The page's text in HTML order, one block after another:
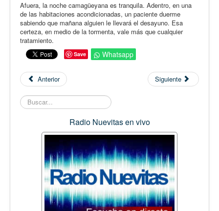
Afuera, la noche camagüeyana es tranquila. Adentro, en una
de las habitaciones acondicionadas, un paciente duerme
sabiendo que mañana alguien le llevará el desayuno. Esa
certeza, en medio de la tormenta, vale más que cualquier
tratamiento.
Save Whatsapp
Anterior Siguiente
Buscar...
Radio Nuevitas en vivo